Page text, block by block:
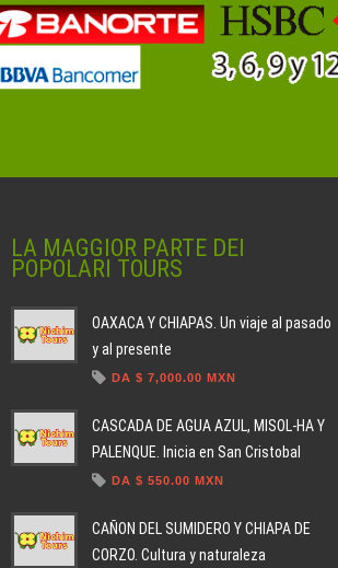
LA MAGGIOR PARTE DEI
POPOLARI TOURS
OAXACA Y CHIAPAS. Un viaje al pasado
y al presente
DA $ 7,000.00 MXN
CASCADA DE AGUA AZUL, MISOL-HA Y
PALENQUE. Inicia en San Cristobal
DA $ 550.00 MXN
CAÑON DEL SUMIDERO Y CHIAPA DE
CORZO. Cultura y naturaleza